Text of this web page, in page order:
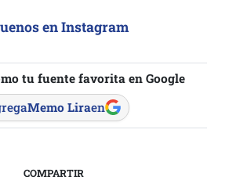
en Instagram
tu fuente favorita en Google
Memo Liraen
COMPARTIR